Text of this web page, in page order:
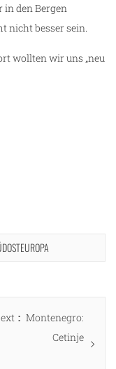
den Bergen
nicht besser sein.
wollten wir uns „neu
Next
Montenegro:
Cetinje